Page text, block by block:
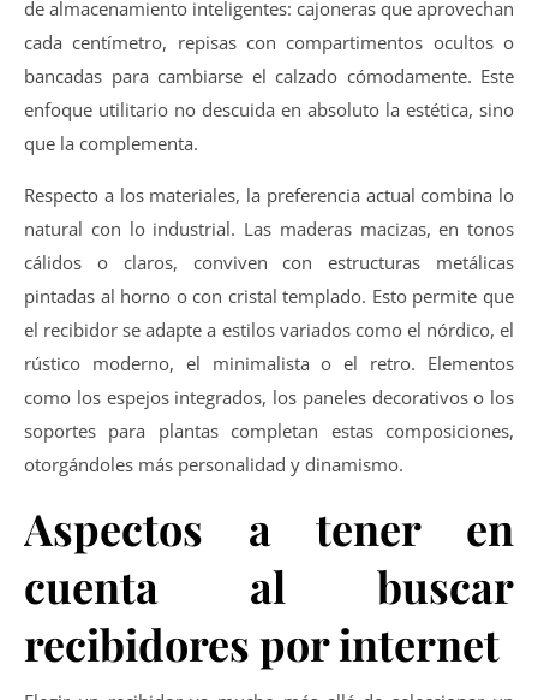
de almacenamiento inteligentes: cajoneras que aprovechan
cada centímetro, repisas con compartimentos ocultos o
bancadas para cambiarse el calzado cómodamente. Este
enfoque utilitario no descuida en absoluto la estética, sino
que la complementa.
Respecto a los materiales, la preferencia actual combina lo
natural con lo industrial. Las maderas macizas, en tonos
cálidos o claros, conviven con estructuras metálicas
pintadas al horno o con cristal templado. Esto permite que
el recibidor se adapte a estilos variados como el nórdico, el
rústico moderno, el minimalista o el retro. Elementos
como los espejos integrados, los paneles decorativos o los
soportes para plantas completan estas composiciones,
otorgándoles más personalidad y dinamismo.
Aspectos a tener en
cuenta al buscar
recibidores por internet